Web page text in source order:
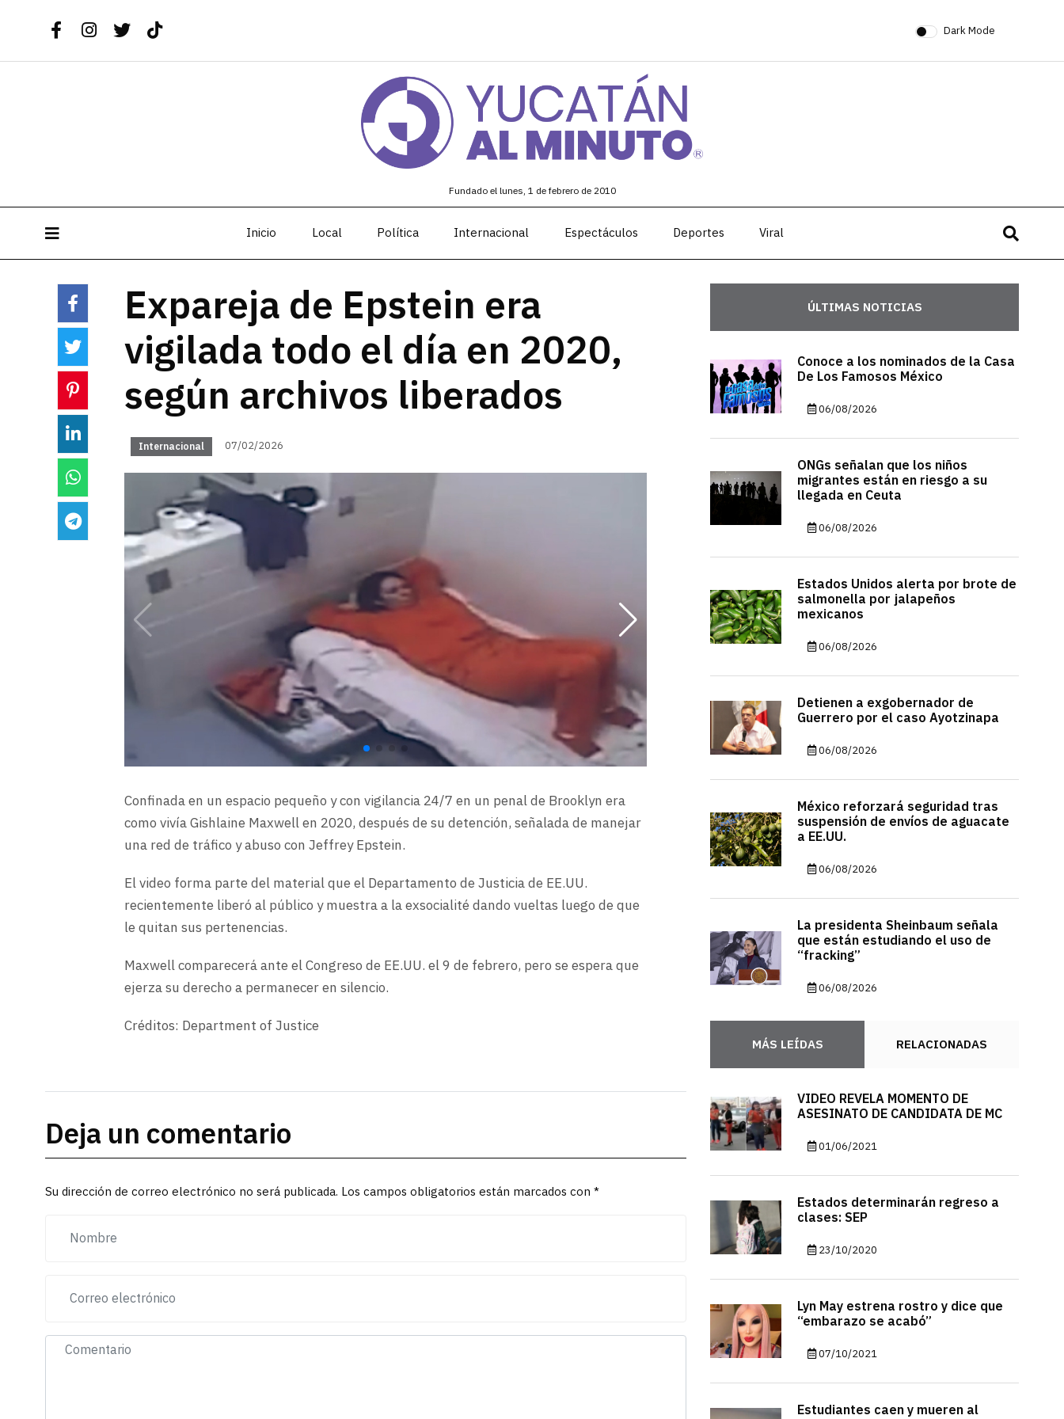
Dark Mode
Fundado el lunes, 1 de febrero de 2010
Inicio Local Política Internacional Espectáculos Deportes Viral
Expareja de Epstein era
vigilada todo el día en 2020,
según archivos liberados
Internacional 07/02/2026
Confinada en un espacio pequeño y con vigilancia 24/7 en un penal de Brooklyn era
como vivía Gishlaine Maxwell en 2020, después de su detención, señalada de manejar
una red de tráfico y abuso con Jeffrey Epstein.
El video forma parte del material que el Departamento de Justicia de EE.UU.
recientemente liberó al público y muestra a la exsocialité dando vueltas luego de que
le quitan sus pertenencias.
Maxwell comparecerá ante el Congreso de EE.UU. el 9 de febrero, pero se espera que
ejerza su derecho a permanecer en silencio.
Créditos: Department of Justice
Deja un comentario
Su dirección de correo electrónico no será publicada. Los campos obligatorios están marcados con *
ÚLTIMAS NOTICIAS
Conoce a los nominados de la Casa
De Los Famosos México
06/08/2026
ONGs señalan que los niños
migrantes están en riesgo a su
llegada en Ceuta
06/08/2026
Estados Unidos alerta por brote de
salmonella por jalapeños
mexicanos
06/08/2026
Detienen a exgobernador de
Guerrero por el caso Ayotzinapa
06/08/2026
México reforzará seguridad tras
suspensión de envíos de aguacate
a EE.UU.
06/08/2026
La presidenta Sheinbaum señala
que están estudiando el uso de
“fracking”
06/08/2026
MÁS LEÍDAS RELACIONADAS
VIDEO REVELA MOMENTO DE
ASESINATO DE CANDIDATA DE MC
01/06/2021
Estados determinarán regreso a
clases: SEP
23/10/2020
Lyn May estrena rostro y dice que
“embarazo se acabó”
07/10/2021
Estudiantes caen y mueren al